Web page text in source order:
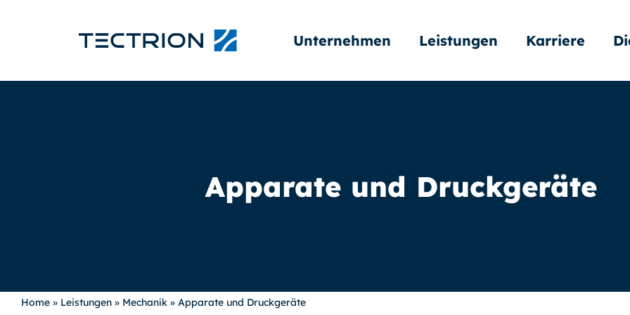
Unternehmen Leistungen Karriere
Apparate und Druckgeräte
Home » Leistungen » Mechanik » Apparate und Druckgeräte